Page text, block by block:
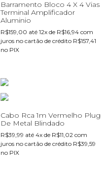
Barramento Bloco 4 X 4 Vias
Terminal Amplificador
Aluminio
R$159,00 até 12x de R$16,94 com
juros no cartão de crédito R$157,41
no PIX
Cabo Rca 1m Vermelho Plug
De Metal Blindado
R$39,99 até 4x de R$11,02 com
juros no cartão de crédito R$39,59
no PIX